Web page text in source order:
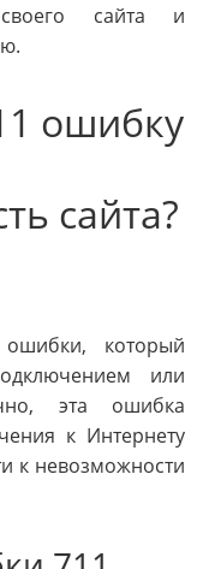
своего сайта и
ошибку
сайта?
который
или
эта ошибка
к Интернету
к невозможности